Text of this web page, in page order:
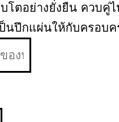
โตอย่างยั่งยืน ควบคู่ไ
นปึกแผ่นให้กับครอบ